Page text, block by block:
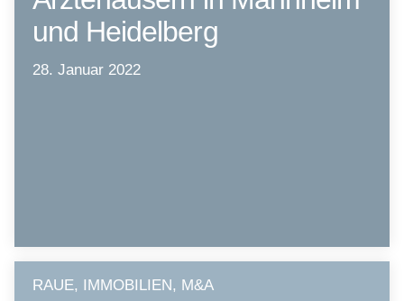
und Heidelberg
28. Januar 2022
RAUE, IMMOBILIEN, M&A